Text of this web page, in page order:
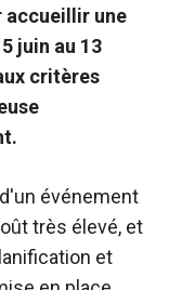
accueillir une
juin au 13
critères
événement
très élevé, et
et